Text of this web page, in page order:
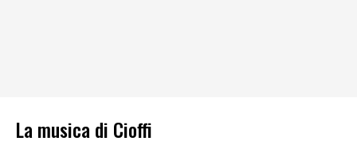
La musica di Cioffi